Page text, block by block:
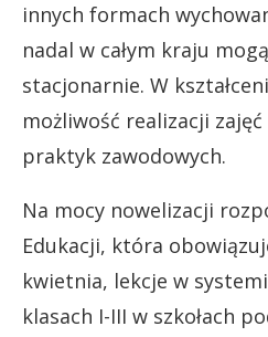
innych formach
nadal w całym kraju
stacjonarnie. W
możliwość realizacji
praktyk zawodowych.
Na mocy nowelizacji
Edukacji, która
kwietnia, lekcje w
klasach I-III w szkołach